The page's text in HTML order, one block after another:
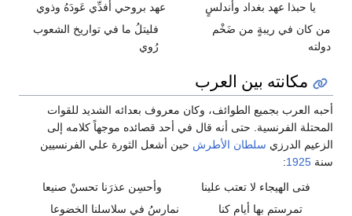
يا حبذا عهد بغداد وأندلسٍ
عهد بروحي أفدِّي عَودَهُ وذوي
من كان في ريبةٍ من ضَخْم
دولته
فليتلُ ما في تواريخ الشعوب
رُوي
مكانته بين العرب
أحبه العرب بجميع الطوائف، وكان معروف بعدائه الشديد للقوات
المحتلة الفرنسية. حتى أنه قال في أحد قصائده موجهاً كلامه إلى
الزعيم الدرزي سلطان الأطرش حين أشعل الثورة علي الفرنسيين
سنة 1925
:
فتى الهيجاء لا تعتب علينا
وأحسِن عذرَنا تحسنْ صنيعا
تمرستم بها أيام كنا
نمارسُ في سلاسلنا الخضوعا